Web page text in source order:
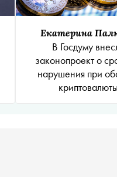
Екатерина
В Госдуму
законопроект о
нарушения при